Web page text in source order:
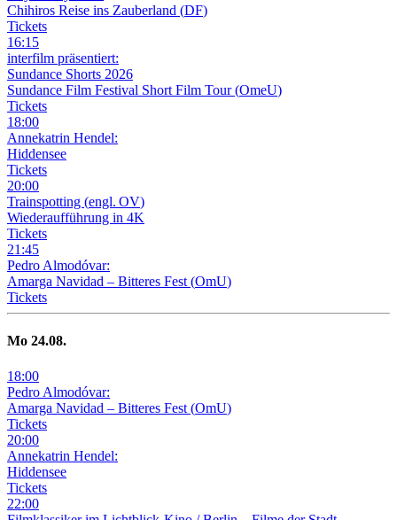
Chihiros Reise ins Zauberland (DF)
Tickets
16:15
interfilm präsentiert:
Sundance Shorts 2026
Sundance Film Festival Short Film Tour(OmeU)
Tickets
18:00
Annekatrin Hendel:
Hiddensee
Tickets
20:00
Trainspotting (engl. OV)
Wiederaufführung in 4K
Tickets
21 :45
Pedro Almodóvar:
Amarga Navidad – Bitteres Fest (OmU)
Tickets
Mo 24.08.
18:00
Pedro Almodóvar:
Amarga Navidad – Bitteres Fest (OmU)
Tickets
20:00
Annekatrin Hendel:
Hiddensee
Tickets
22:00